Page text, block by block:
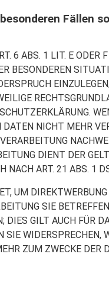
Fällen
6 ABS. 1 LIT. E ODER
BESONDEREN
NICHT MEHR
DIENT DER
NACH ART. 21 ABS. 1
UM
SIE
DIES GILT AUCH FÜR
SIE WIDERSPRECHEN,
ZUM ZWECKE DER